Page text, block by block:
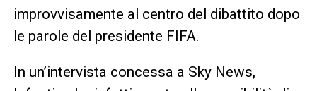
improvvisamente al centro del dibattito dopo
le parole del presidente FIFA.
In un’intervista concessa a Sky News,